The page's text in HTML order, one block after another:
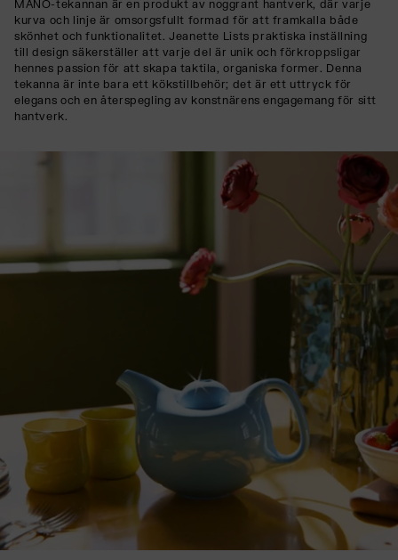
MANO-tekannan är en produkt av noggrant hantverk, där varje
kurva och linje är omsorgsfullt formad för att framkalla både
skönhet och funktionalitet. Jeanette Lists praktiska inställning
till design säkerställer att varje del är unik och förkroppsligar
hennes passion för att skapa taktila, organiska former. Denna
tekanna är inte bara ett kökstillbehör; det är ett uttryck för
elegans och en återspegling av konstnärens engagemang för sitt
hantverk.